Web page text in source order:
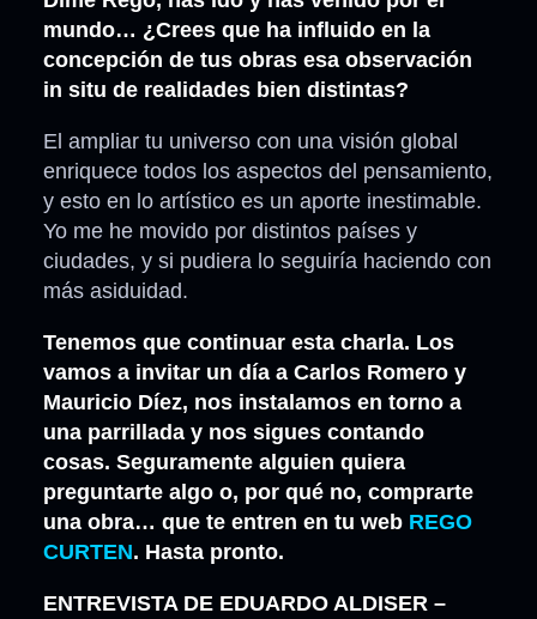
mundo… ¿Crees que ha influido en la
concepción de tus obras esa observación
in situ de realidades bien distintas?
El ampliar tu universo con una visión global
enriquece todos los aspectos del pensamiento,
y esto en lo artístico es un aporte inestimable.
Yo me he movido por distintos países y
ciudades, y si pudiera lo seguiría haciendo con
más asiduidad.
Tenemos que continuar esta charla. Los
vamos a invitar un día a Carlos Romero y
Mauricio Díez, nos instalamos en torno a
una parrillada y nos sigues contando
cosas. Seguramente alguien quiera
preguntarte algo o, por qué no, comprarte
una obra… que te entren en tu web REGO
CURTEN. Hasta pronto.
ENTREVISTA DE EDUARDO ALDISER –